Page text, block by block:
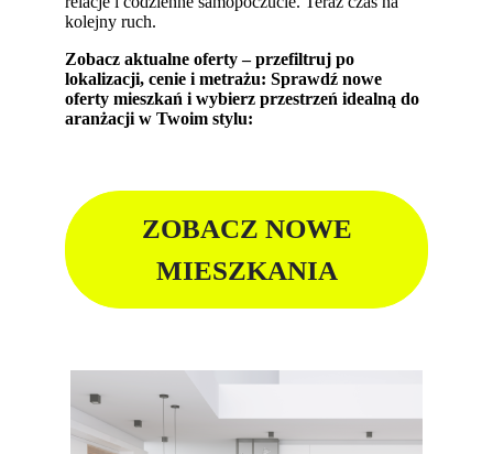
kolejny ruch.
Zobacz aktualne oferty – przefiltruj po
lokalizacji, cenie i metrażu: Sprawdź nowe
oferty mieszkań i wybierz przestrzeń idealną do
aranżacji w Twoim stylu:
ZOBACZ NOWE
MIESZKANIA